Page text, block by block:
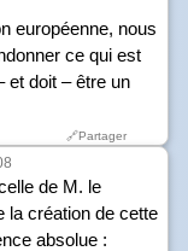
européenne, nous
ce qui est
et doit – être un
🔗Partager
de M. le
la création de cette
absolue :